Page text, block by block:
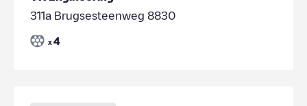
311a Brugsesteenweg 8830
x 4